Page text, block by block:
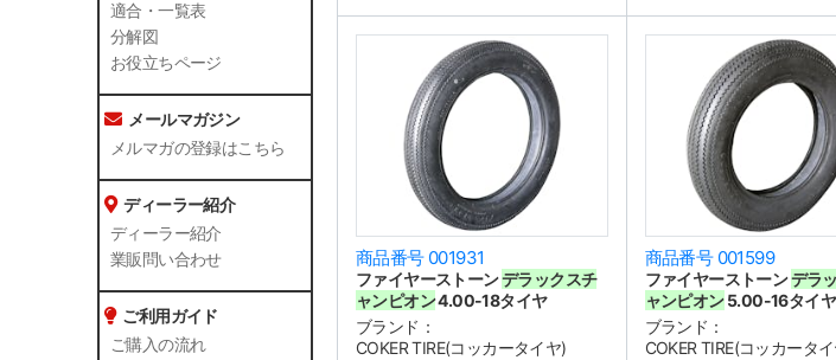
適合・一覧表
分解図
お役立ちページ
メールマガジン
メルマガの登録はこちら
ディーラー紹介
ディーラー紹介
業販問い合わせ
ご利用ガイド
ご購入の流れ
商品番号 001931
ファイヤーストーンデラックスチ
ャンピオン4.00-18タイヤ
ブランド：
COKER TIRE(コッカータイヤ)
商品番号 001599
ファイヤーストーンデラ
ャンピオン5.00-16タイヤ
ブランド：
COKER TIRE(コッカータ